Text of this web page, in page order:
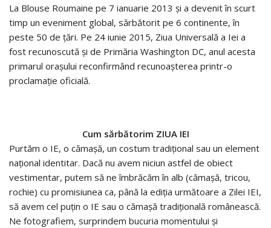
La Blouse Roumaine pe 7 ianuarie 2013 și a devenit în scurt
timp un eveniment global, sărbătorit pe 6 continente, în
peste 50 de țări. Pe 24 iunie 2015, Ziua Universală a Iei a
fost recunoscută și de Primăria Washington DC, anul acesta
primarul orașului reconfirmând recunoașterea printr-o
proclamație oficială.
Cum sărbătorim ZIUA IEI
Purtăm o IE, o cămașă, un costum tradițional sau un element
național identitar. Dacă nu avem niciun astfel de obiect
vestimentar, putem să ne îmbrăcăm în alb (cămașă, tricou,
rochie) cu promisiunea ca, până la ediția următoare a Zilei IEI,
să avem cel puțin o IE sau o cămașă tradițională românească.
Ne fotografiem, surprindem bucuria momentului și